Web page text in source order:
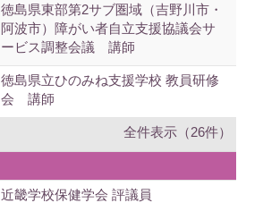
徳島県東部第2サブ圏域（吉野川市・
阿波市）障がい者自立支援協議会サ
ービス調整会議 講師
徳島県立ひのみね支援学校 教員研修
会 講師
全件表示（26件）
近畿学校保健学会 評議員